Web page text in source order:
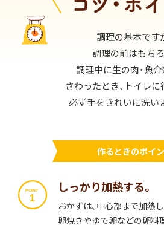
調理の基本です
調理の前はもちろ
調理中に生の肉・魚介
さわったとき、 トイレ
必ず手をきれいに洗い
作るときのポイ
しっかり加熱する。
おかずは、中心部まで加熱
卵焼きやゆで卵などの卵料